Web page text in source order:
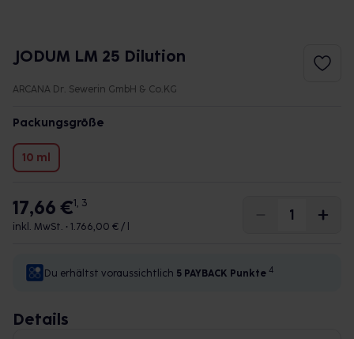
JODUM LM 25 Dilution
ARCANA Dr. Sewerin GmbH & Co.KG
Packungsgröße
10 ml
17,66 €1, 3
inkl. MwSt. • 1.766,00 € / l
Du erhältst voraussichtlich 5 PAYBACK Punkte 4
Details